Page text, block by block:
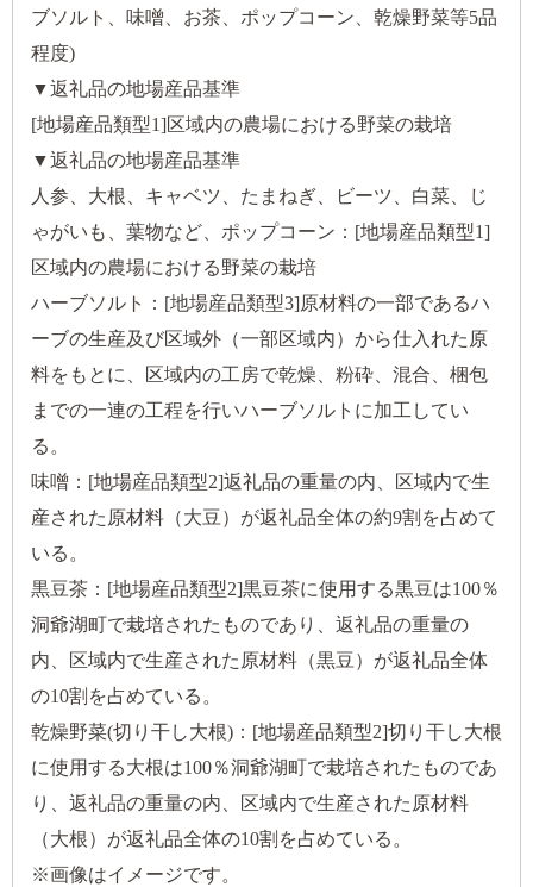
ブソルト、味噌、お茶、ポップコーン、乾燥野菜等5品
程度)
▼返礼品の地場産品基準
[地場産品類型1]区域内の農場における野菜の栽培
▼返礼品の地場産品基準
人参、大根、キャベツ、たまねぎ、ビーツ、白菜、じ
ゃがいも、葉物など、ポップコーン：[地場産品類型1]
区域内の農場における野菜の栽培
ハーブソルト：[地場産品類型3]原材料の一部であるハ
ーブの生産及び区域外（一部区域内）から仕入れた原
料をもとに、区域内の工房で乾燥、粉砕、混合、梱包
までの一連の工程を行いハーブソルトに加工してい
る。
味噌：[地場産品類型2]返礼品の重量の内、区域内で生
産された原材料（大豆）が返礼品全体の約9割を占めて
いる。
黒豆茶：[地場産品類型2]黒豆茶に使用する黒豆は100％
洞爺湖町で栽培されたものであり、返礼品の重量の
内、区域内で生産された原材料（黒豆）が返礼品全体
の10割を占めている。
乾燥野菜(切り干し大根)：[地場産品類型2]切り干し大根
に使用する大根は100％洞爺湖町で栽培されたものであ
り、返礼品の重量の内、区域内で生産された原材料
（大根）が返礼品全体の10割を占めている。
※画像はイメージです。